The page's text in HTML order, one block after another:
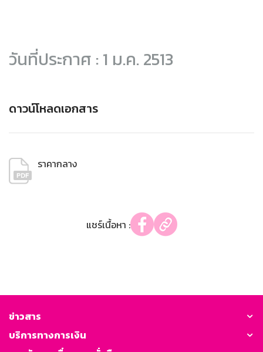
วันที่ประกาศ : 1 ม.ค. 2513
ดาวน์โหลดเอกสาร
ราคากลาง
แชร์เนื้อหา :
ข่าวสาร
บริการทางการเงิน